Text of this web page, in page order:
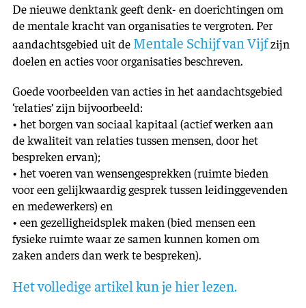
De nieuwe denktank geeft denk- en doerichtingen om
de mentale kracht van organisaties te vergroten. Per
aandachtsgebied uit de Mentale Schijf van Vijfzijn
doelen en acties voor organisaties beschreven.
Goede voorbeelden van acties in het aandachtsgebied
‘relaties’ zijn bijvoorbeeld:
• het borgen van sociaal kapitaal (actief werken aan
de kwaliteit van relaties tussen mensen, door het
bespreken ervan);
• het voeren van wensengesprekken (ruimte bieden
voor een gelijkwaardig gesprek tussen leidinggevenden
en medewerkers) en
• een gezelligheidsplek maken (bied mensen een
fysieke ruimte waar ze samen kunnen komen om
zaken anders dan werk te bespreken).
Het volledige artikel kun je hier lezen.